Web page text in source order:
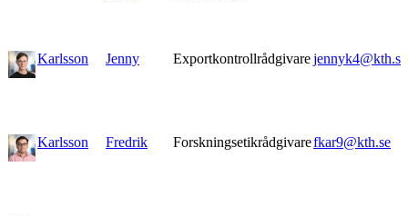
Karlsson Jenny Exportkontrollrådgivarejennyk4@kth.se
Karlsson Fredrik Forskningsetikrådgivarefkar9@kth.se